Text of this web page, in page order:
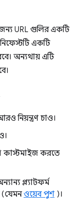
জন্য URL গুলির একটি
একটি
অন্যথায় এটি
নিয়ন্ত্রণ চাও।
করতে
প্ল্যাটফর্ম
(যেমনওয়েব পুশ )।